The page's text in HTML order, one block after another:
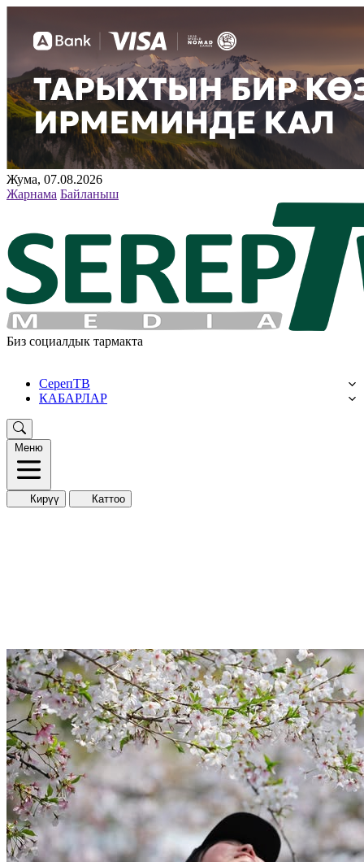
Жума, 07.08.2026
Жарнама Байланыш
Биз социалдык тармакта
СерепТВ
КАБАРЛАР
Меню
Кирүү Каттоо